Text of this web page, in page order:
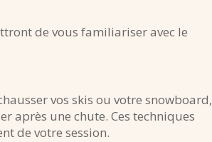
de vous familiariser avec le
vos skis ou votre snowboard,
après une chute. Ces techniques
de votre session.